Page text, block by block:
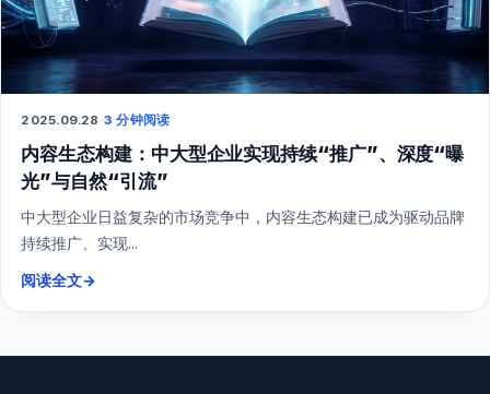
2025.09.28 ·3 分钟阅读
内容生态构建：中大型企业实现持续“推广”、深度“曝
光”与自然“引流”
中大型企业日益复杂的市场竞争中，内容生态构建已成为驱动品牌
持续推广、实现...
阅读全文→